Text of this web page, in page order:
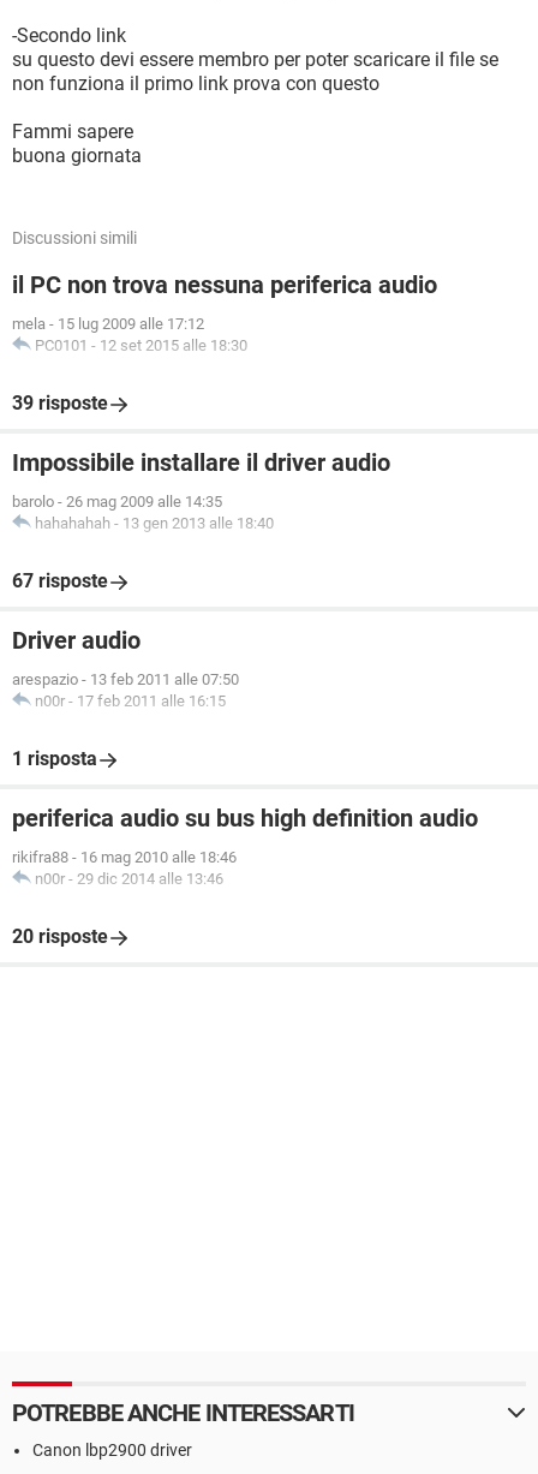
-Secondo link
su questo devi essere membro per poter scaricare il file se
non funziona il primo link prova con questo
Fammi sapere
buona giornata
Discussioni simili
il PC non trova nessuna periferica audio
mela - 15 lug 2009 alle 17:12
PC0101 - 12 set 2015 alle 18:30
39 risposte
Impossibile installare il driver audio
barolo - 26 mag 2009 alle 14:35
hahahahah - 13 gen 2013 alle 18:40
67 risposte
Driver audio
arespazio - 13 feb 2011 alle 07:50
n00r - 17 feb 2011 alle 16:15
1 risposta
periferica audio su bus high definition audio
rikifra88 - 16 mag 2010 alle 18:46
n00r - 29 dic 2014 alle 13:46
20 risposte
POTREBBE ANCHE INTERESSARTI
Canon lbp2900 driver